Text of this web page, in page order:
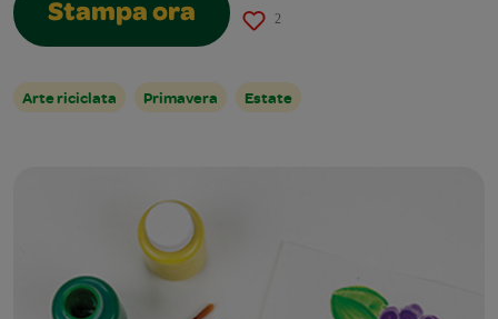
Stampa ora 2
Arte riciclata Primavera Estate